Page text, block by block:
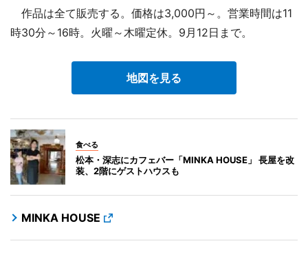
作品は全て販売する。価格は3,000円～。営業時間は11
時30分～16時。火曜～木曜定休。9月12日まで。
地図を見る
食べる
松本・深志にカフェバー「MINKA HOUSE」 長屋を改
装、2階にゲストハウスも
MINKA HOUSE